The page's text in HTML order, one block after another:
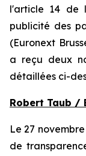
l'article 14
publicité des
(Euronext
a reçu deux
détaillées ci-
Robert Taub /
Le 27
de